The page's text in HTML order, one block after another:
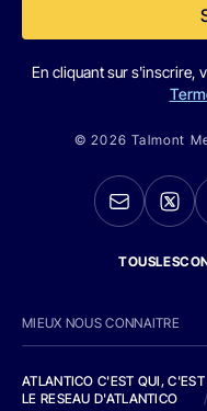
En cliquant sur s'inscrire,
© 2026 Talmont
MIEUX NOUS CONNAITRE
ATLANTICO C'EST QUI,
LE RESEAU D'ATLANTICO
/